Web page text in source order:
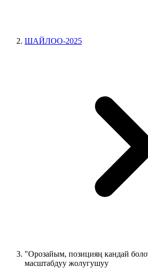
ШАЙЛОО-2025
"Орозайым, позицияң кандай
масштабдуу жолугушуу